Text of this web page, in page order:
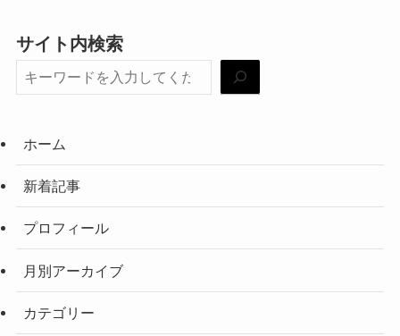
サイト内検索
ホーム
新着記事
プロフィール
月別アーカイブ
カテゴリー